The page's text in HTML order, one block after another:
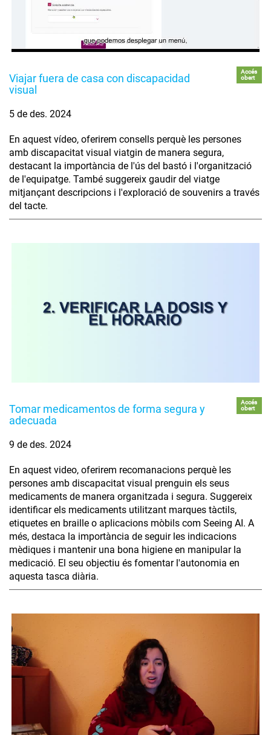
Viajar fuera de casa con discapacidad
visual
Accés
obert
5 de des. 2024
En aquest vídeo, oferirem consells perquè les persones
amb discapacitat visual viatgin de manera segura,
destacant la importància de l'ús del bastó i l'organització
de l'equipatge. També suggereix gaudir del viatge
mitjançant descripcions i l'exploració de souvenirs a través
del tacte.
Tomar medicamentos de forma segura y
adecuada
Accés
obert
9 de des. 2024
En aquest video, oferirem recomanacions perquè les
persones amb discapacitat visual prenguin els seus
medicaments de manera organitzada i segura. Suggereix
identificar els medicaments utilitzant marques tàctils,
etiquetes en braille o aplicacions mòbils com Seeing AI. A
més, destaca la importància de seguir les indicacions
mèdiques i mantenir una bona higiene en manipular la
medicació. El seu objectiu és fomentar l'autonomia en
aquesta tasca diària.